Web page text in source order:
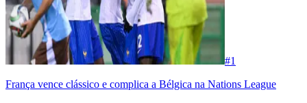
#1
França vence clássico e complica a Bélgica na Nations League